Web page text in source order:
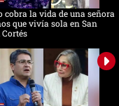
cobra la vida de una señora
que vivía sola en San